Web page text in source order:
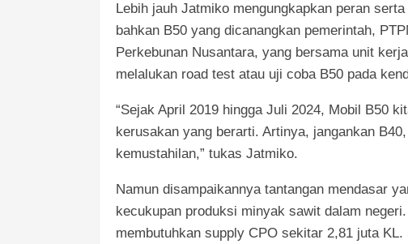
Lebih jauh Jatmiko mengungkapkan peran
bahkan B50 yang dicanangkan pemerintah,
Perkebunan Nusantara, yang bersama unit
melalukan road test atau uji coba B50 pada
“Sejak April 2019 hingga Juli 2024, Mobil B50
kerusakan yang berarti. Artinya, jangankan
kemustahilan,” tukas Jatmiko.
Namun disampaikannya tantangan mendasar
kecukupan produksi minyak sawit dalam
membutuhkan supply CPO sekitar 2,81 juta